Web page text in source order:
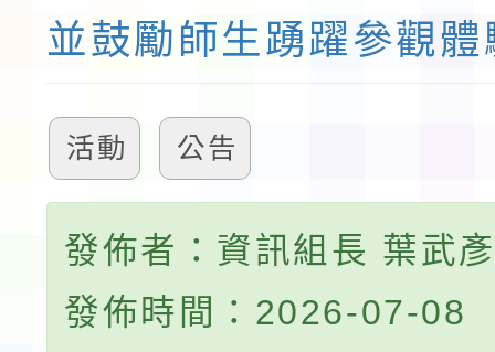
並鼓勵師生踴躍參觀體
活動 公告
發佈者：資訊組長 葉武
發佈時間：2026-07-08